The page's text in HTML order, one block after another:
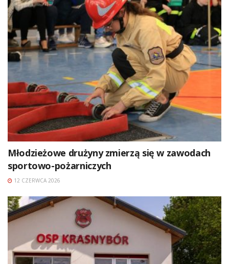
Młodzieżowe drużyny zmierzą się w zawodach
sportowo-pożarniczych
12 CZERWCA 2026